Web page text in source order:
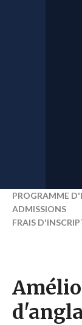
PROGRAMME
ADMISSIONS
FRAIS